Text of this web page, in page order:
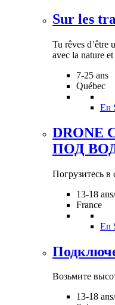
Sur les
Tu rêves d’être
avec la nature
7-25 ans
Québec
En
DRONE
ПОД
Погрузитесь
13-18
France
En
Возьмите
13-18